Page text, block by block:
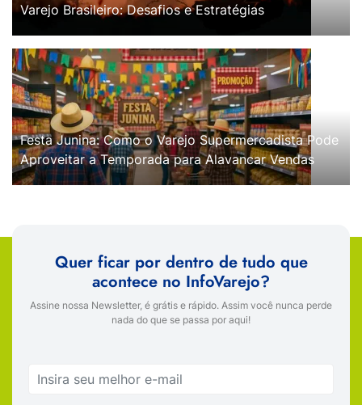
Varejo Brasileiro: Desafios e Estratégias
Festa Junina: Como o Varejo Supermercadista Pode
Aproveitar a Temporada para Alavancar Vendas
Quer ficar por dentro de tudo que
acontece no InfoVarejo?
Assine nossa Newsletter, é grátis e rápido. Assim você nunca perde
nada do que se passa por aqui!